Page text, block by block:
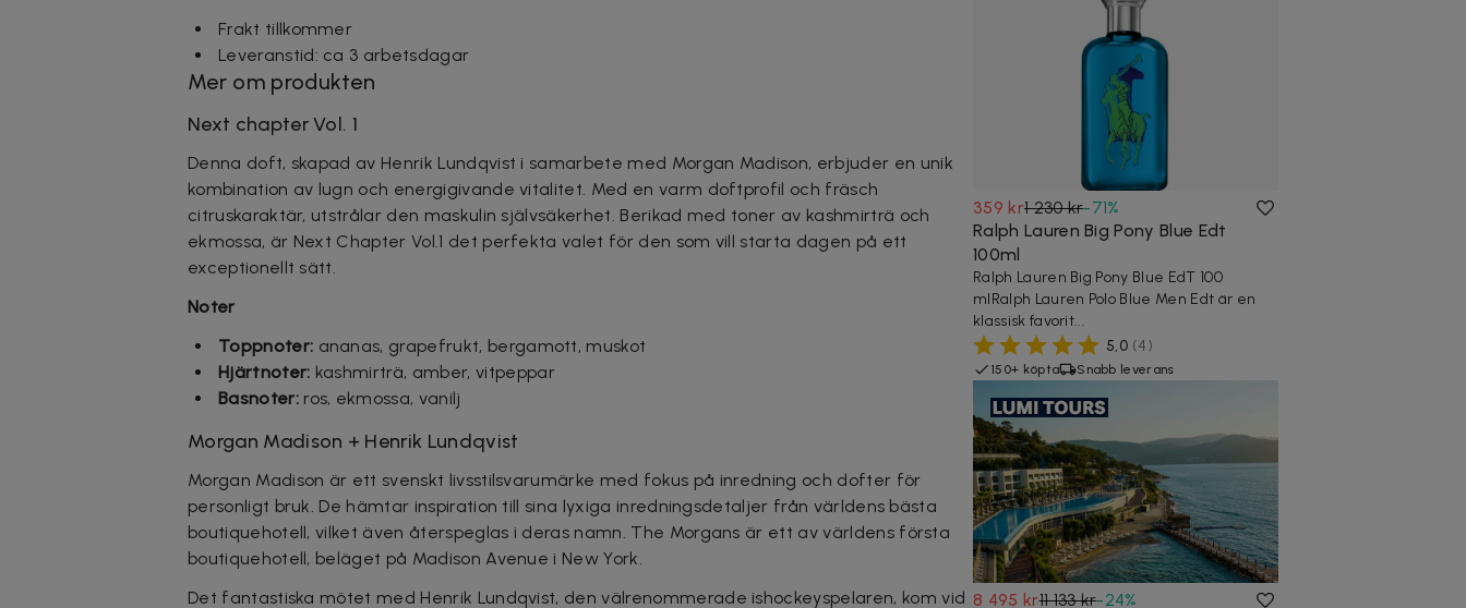
Frakt tillkommer
Leveranstid: ca 3 arbetsdagar
Mer om produkten
Next chapter Vol. 1
Denna doft, skapad av Henrik Lundqvist i samarbete med Morgan Madison, erbjuder en unik
kombination av lugn och energigivande vitalitet. Med en varm doftprofil och fräsch
citruskaraktär, utstrålar den maskulin självsäkerhet. Berikad med toner av kashmirträ och
ekmossa, är Next Chapter Vol.1 det perfekta valet för den som vill starta dagen på ett
exceptionellt sätt.
Noter
Toppnoter: ananas, grapefrukt, ​bergamott, muskot​
Hjärtnoter: kashmirträ, amber, vitpeppar​
Basnoter:ros, ekmossa, vanilj
Morgan Madison + Henrik Lundqvist
Morgan Madison är ett svenskt livsstilsvarumärke med fokus på inredning och dofter för
personligt bruk. De hämtar inspiration till sina lyxiga inredningsdetaljer från världens bästa
boutiquehotell, vilket även återspeglas i deras namn. The Morgans är ett av världens första
boutiquehotell, beläget på Madison Avenue i New York.
Det fantastiska mötet med Henrik Lundqvist, den välrenommerade ishockeyspelaren, kom vid
359 kr1 230 kr-71%
Ralph Lauren Big Pony Blue Edt
100ml
Ralph Lauren Big Pony Blue EdT 100
mlRalph Lauren Polo Blue Men Edt är en
klassisk favorit...
5,0 (4)
150+ köpta Snabb leverans
8 495 kr11 133 kr-24%